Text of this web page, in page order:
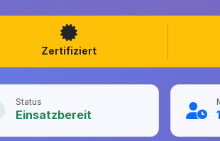
Zertifiziert
Status
Einsatzbereit